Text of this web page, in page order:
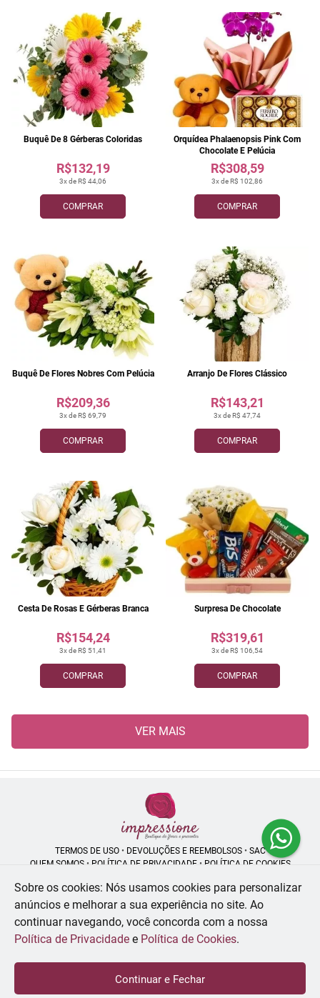
COMPRAR
3x de R$ 44,06
R$132,19
Buquê De 8 Gérberas Coloridas
COMPRAR
3x de R$ 102,86
R$308,59
Orquídea Phalaenopsis Pink Com
Chocolate E Pelúcia
COMPRAR
3x de R$ 69,79
R$209,36
Buquê De Flores Nobres Com Pelúcia
COMPRAR
3x de R$ 47,74
R$143,21
Arranjo De Flores Clássico
COMPRAR
3x de R$ 51,41
R$154,24
Cesta De Rosas E Gérberas Branca
COMPRAR
3x de R$ 106,54
R$319,61
Surpresa De Chocolate
VER MAIS
TERMOS DE USO• DEVOLUÇÕES E REEMBOLSOS• SAC
QUEM SOMOS• POLÍTICA DE PRIVACIDADE• POLÍTICA DE COOKIES
Impressione Flores | CNPJ: 55.413.958/0001-04
Rua Bambui, 413 - Jd. Satélite - São José dos Campos - SP - 12230-130
© 2024-2026 - Todos os direitos reservados - Desenvolvido por
Sobre os cookies: Nós usamos cookies para personalizar
anúncios e melhorar a sua experiência no site. Ao
continuar navegando, você concorda com a nossa
Política de Privacidade e Política de Cookies.
Continuar e Fechar